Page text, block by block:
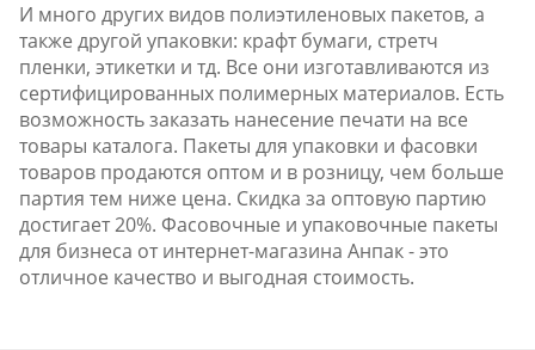
И много других видов полиэтиленовых пакетов, а
также другой упаковки: крафт бумаги, стретч
пленки, этикетки и тд. Все они изготавливаются из
сертифицированных полимерных материалов. Есть
возможность заказать нанесение печати на все
товары каталога. Пакеты для упаковки и фасовки
товаров продаются оптом и в розницу, чем больше
партия тем ниже цена. Скидка за оптовую партию
достигает 20%. Фасовочные и упаковочные пакеты
для бизнеса от интернет-магазина Анпак - это
отличное качество и выгодная стоимость.